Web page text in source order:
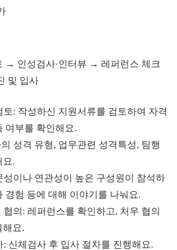
→ 인성검사·인터뷰 → 레퍼런스 체크
및 입사
토: 작성하신 지원서류를 검토하여 자격
여부를 확인해요.
성격 유형, 업무관련 성격특성, 팀행
요.
성이나 연관성이 높은 구성원이 참석하
경험 등에 대해 이야기를 나눠요.
의: 레퍼런스를 확인하고, 처우 협의
해요.
: 신체검사 후 입사 절차를 진행해요.